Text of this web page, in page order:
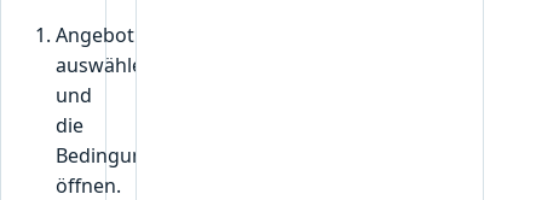
Angebot
auswählen
und
die
Bedingungen
öffnen.